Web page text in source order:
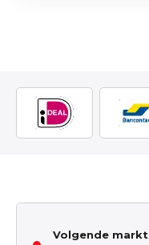
Volgende markt